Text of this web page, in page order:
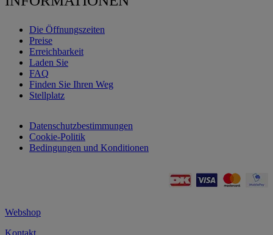
Die Öffnungszeiten
Preise
Erreichbarkeit
Laden Sie
FAQ
Finden Sie Ihren Weg
Stellplatz
Datenschutzbestimmungen
Cookie-Politik
Bedingungen und Konditionen
Webshop
Kontakt